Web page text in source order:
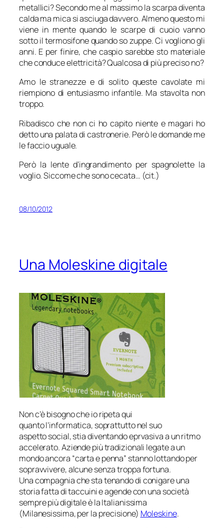
metallici? Secondo me al massimo la scarpa diventa
calda ma mica si asciuga davvero. Almeno questo mi
viene in mente quando le scarpe di cuoio vanno
sotto il termosifone quando so zuppe. Ci vogliono gli
anni. E per finire, che caspio sarebbe sto materiale
che conduce elettricità? Qualcosa di più preciso no?
Amo le stranezze e di solito queste cavolate mi
riempiono di entusiasmo infantile. Ma stavolta non
troppo.
Ribadisco che non ci ho capito niente e magari ho
detto una palata di castronerie. Però le domande me
le faccio uguale.
Però la lente d’ingrandimento per spagnolette la
voglio. Siccome che sono cecata… (cit.)
08/10/2012
Una Moleskine digitale
Non c’è bisogno che io ripeta qui
quanto l’informatica, soprattutto nel suo
aspettosocial, stia diventando eprvasiva a un ritmo
accelerato. Aziende più tradizionali legate a un
mondo ancora “carta e penna” stanno lottando per
sopravvivere, alcune senza troppa fortuna.
Una compagnia che sta tenando di conigare una
storia fatta di taccuini e agende con una società
sempre più digitale è la Italianissima
(Milanesissima, per la precisione) Moleskine.